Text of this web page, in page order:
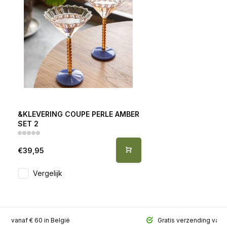
&KLEVERING COUPE PERLE AMBER
SET 2
€39,95
Vergelijk
vanaf € 60 in België Gratis verzending